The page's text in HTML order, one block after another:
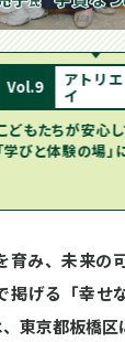
Vol.9 アトリ
イ
どもたちが安心
学びと体験の場」
育み、未来の
掲げる「幸せ
東京都板橋